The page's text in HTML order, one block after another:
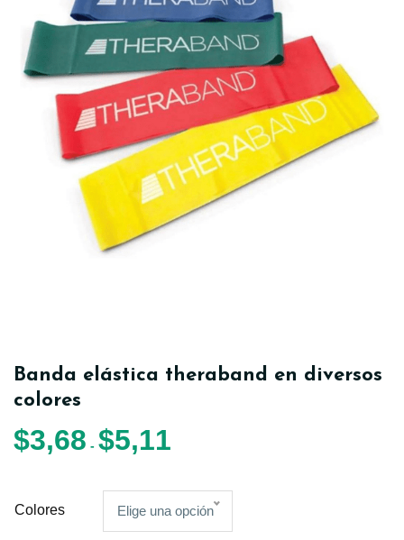
Banda elástica theraband en diversos
colores
$3,68 - $5,11
Colores Elige una opción